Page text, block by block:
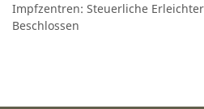
Impfzentren: Steuerliche
Beschlossen